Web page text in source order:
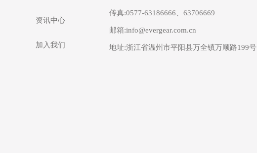
资讯中心
加入我们
传真:0577-63186666、63706669
邮箱:info@evergear.com.cn
地址:浙江省温州市平阳县万全镇万顺路199号